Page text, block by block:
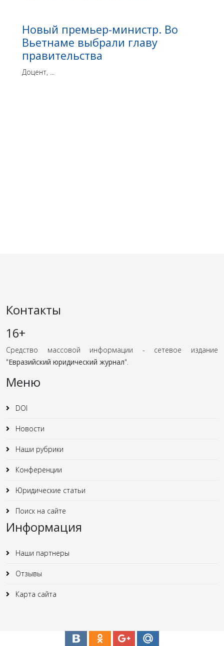
Новый премьер-министр. Во
Вьетнаме выбрали главу
правительства
Доцент, ...
Контакты
16+
Средство массовой информации - сетевое издание
"Евразийский юридический журнал".
Меню
DOI
Новости
Наши рубрики
Конференции
Юридические статьи
Поиск на сайте
Информация
Наши партнеры
Отзывы
Карта сайта